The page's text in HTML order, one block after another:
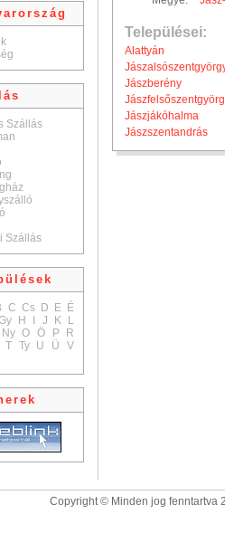
Szállás
Szállás
C Cs D E É
H J K
L
Ny O Ö P
R
T Ty U Ü
V
Települései:
Alattyán
Jászberény
Jászjákóhalma
Jászszentandrás
Copyright © Minden jog fenntartva